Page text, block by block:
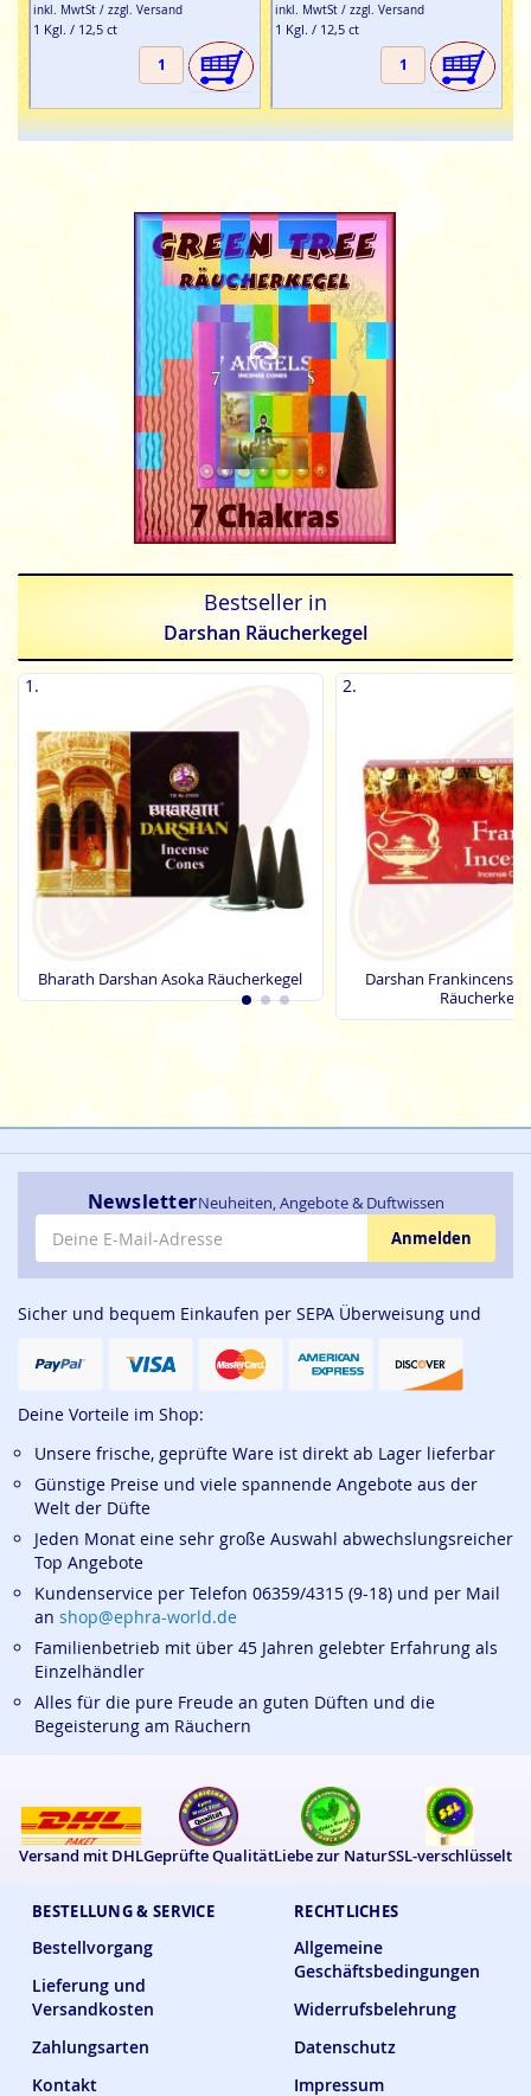
inkl. MwtSt / zzgl. Versand
1 Kgl. / 12,5 ct
inkl. MwtSt / zzgl. Versand
1 Kgl. / 12,5 ct
Bestseller in
Darshan Räucherkegel
1.
Bharath Darshan Asoka Räucherkegel
2.
Darshan Frankincense
BESTELLUNG & SERVICE
Bestellvorgang
Lieferung und
Versandkosten
Zahlungsarten
Kontakt
RECHTLICHES
Allgemeine
Geschäftsbedingungen
Widerrufsbelehrung
Datenschutz
Impressum
NewsletterNeuheiten, Angebote & Duftwissen
E-Mail-Adresse
Anmelden
Sicher und bequem Einkaufen per SEPA Überweisung und
Deine Vorteile im Shop:
Unsere frische, geprüfte Ware ist direkt ab Lager lieferbar
Günstige Preise und viele spannende Angebote aus der
Welt der Düfte
Jeden Monat eine sehr große Auswahl abwechslungsreicher
Top Angebote
Kundenservice per Telefon 06359/4315 (9-18) und per Mail
an shop@ephra-world.de
Familienbetrieb mit über 45 Jahren gelebter Erfahrung als
Einzelhändler
Alles für die pure Freude an guten Düften und die
Begeisterung am Räuchern
Versand mit DHLGeprüfte QualitätLiebe zur NaturSSL-verschlüsselt